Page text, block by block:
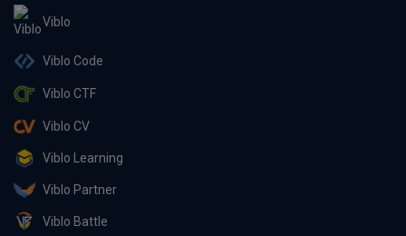
Viblo
Viblo Code
Viblo CTF
Viblo CV
Viblo Learning
Viblo Partner
Viblo Battle